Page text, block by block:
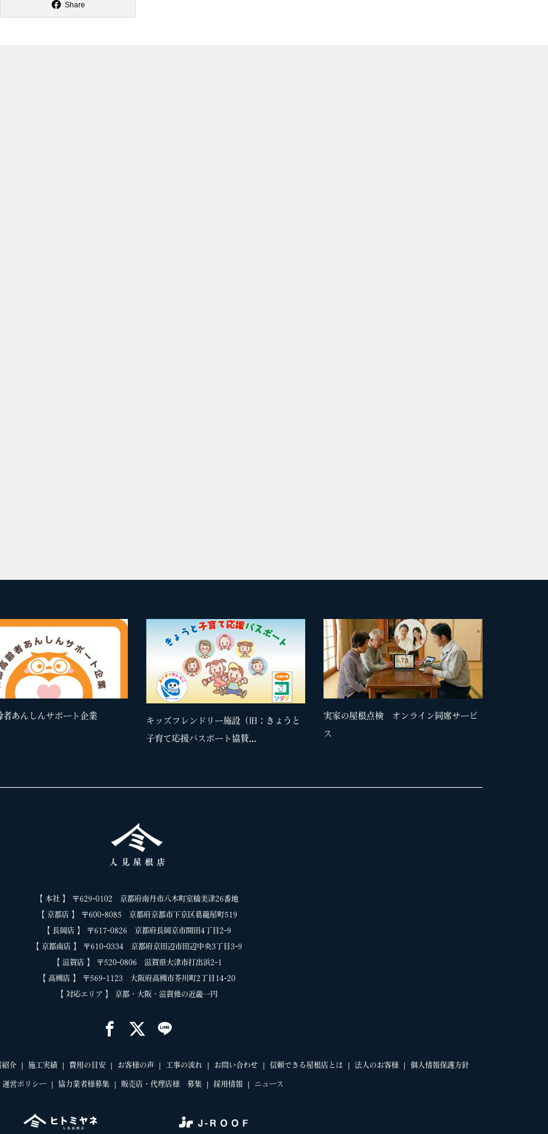
Share
者あんしんサポート企業
キッズフレンドリー施設（旧：きょうと
子育て応援パスポート協賛...
実家の屋根点検 オンライン同席サービ
ス
【 本社 】 〒629-0102 京都府南丹市八木町室橋美津26番地
【 京都店 】 〒600-8085 京都府京都市下京区葛籠屋町519
【 長岡店 】 〒617-0826 京都府長岡京市開田4丁目2-9
【 京都南店 】 〒610-0334 京都府京田辺市田辺中央3丁目3-9
【 滋賀店 】 〒520-0806 滋賀県大津市打出浜2-1
【 高槻店 】 〒569-1123 大阪府高槻市芥川町2丁目14-20
【 対応エリア 】 京都・大阪・滋賀他の近畿一円
紹介 施工実績 費用の目安 お客様の声 工事の流れ お問い合わせ 信頼できる屋根店とは 法人のお客様 個人情報保護方針
運営ポリシー 協力業者様募集 販売店・代理店様 募集 採用情報 ニュース